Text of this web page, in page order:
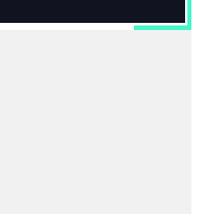
yapılması, amaçlarıyla
dahilinde kullanılacaktır.